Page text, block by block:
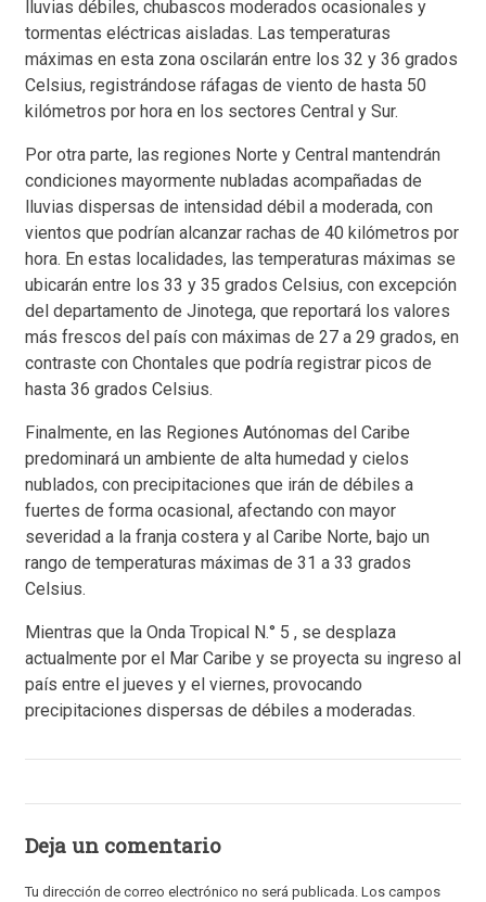
lluvias débiles, chubascos moderados ocasionales y
tormentas eléctricas aisladas. Las temperaturas
máximas en esta zona oscilarán entre los 32 y 36 grados
Celsius, registrándose ráfagas de viento de hasta 50
kilómetros por hora en los sectores Central y Sur.
Por otra parte, las regiones Norte y Central mantendrán
condiciones mayormente nubladas acompañadas de
lluvias dispersas de intensidad débil a moderada, con
vientos que podrían alcanzar rachas de 40 kilómetros por
hora. En estas localidades, las temperaturas máximas se
ubicarán entre los 33 y 35 grados Celsius, con excepción
del departamento de Jinotega, que reportará los valores
más frescos del país con máximas de 27 a 29 grados, en
contraste con Chontales que podría registrar picos de
hasta 36 grados Celsius.
Finalmente, en las Regiones Autónomas del Caribe
predominará un ambiente de alta humedad y cielos
nublados, con precipitaciones que irán de débiles a
fuertes de forma ocasional, afectando con mayor
severidad a la franja costera y al Caribe Norte, bajo un
rango de temperaturas máximas de 31 a 33 grados
Celsius.
Mientras que la Onda Tropical N.° 5 , se desplaza
actualmente por el Mar Caribe y se proyecta su ingreso al
país entre el jueves y el viernes, provocando
precipitaciones dispersas de débiles a moderadas.
Deja un comentario
Tu dirección de correo electrónico no será publicada. Los campos